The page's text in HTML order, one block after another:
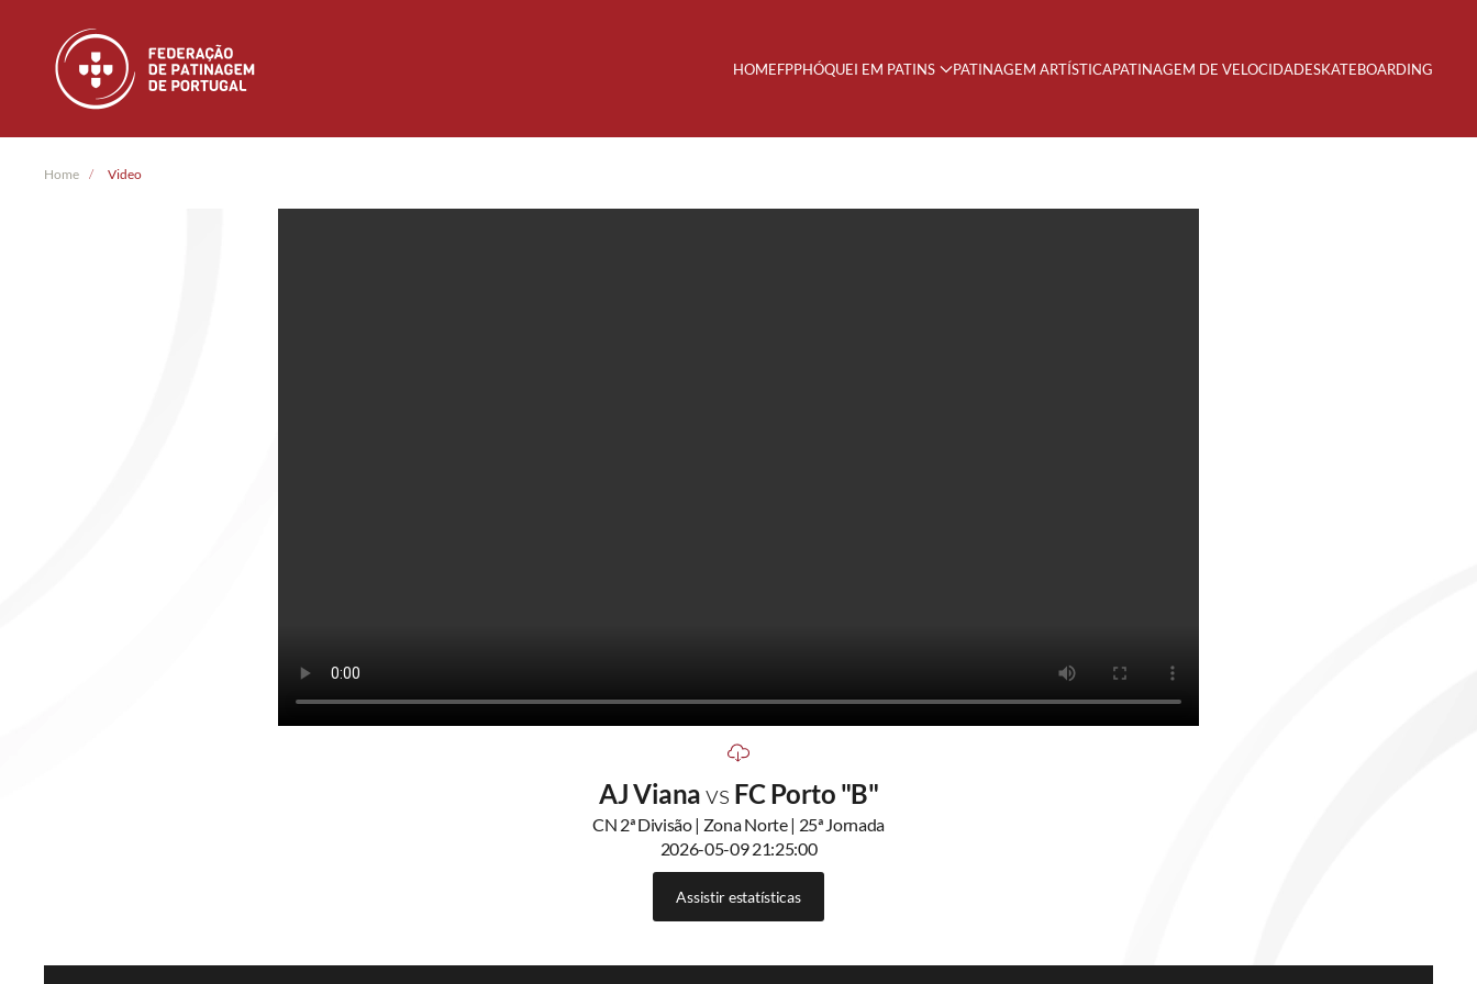
Skip to main content HOMEFPPHÓQUEI EM PATINS PATINAGEM ARTÍSTICAPATINAGEM DE VELOCIDADESKATEBOARDING
Home Video
AJ Vianavs FC Porto "B"
CN 2ª Divisão | Zona Norte | 25ª Jornada
2026-05-09 21:25:00
Assistir estatísticas